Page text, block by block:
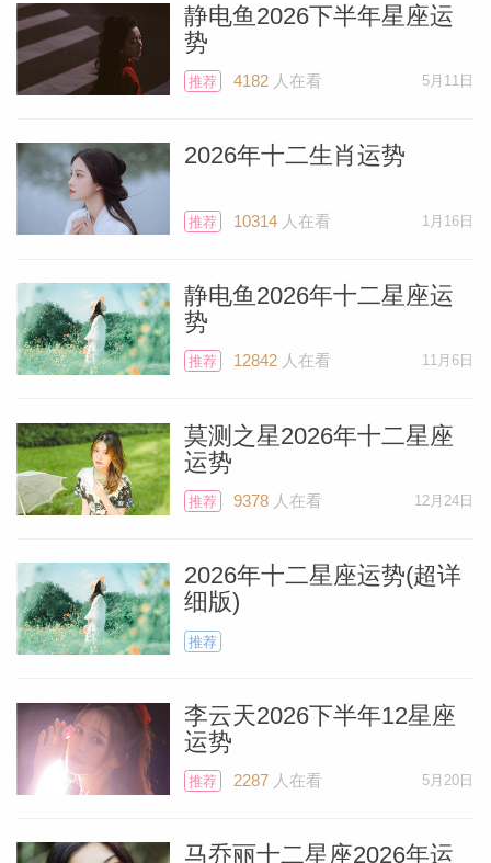
静电鱼2026下半年星座运
势
推荐 4182人在看 5月11日
2026年十二生肖运势
推荐 10314人在看 1月16日
静电鱼2026年十二星座运
势
推荐 12842人在看 11月6日
莫测之星2026年十二星座
运势
推荐 9378人在看 12月24日
2026年十二星座运势(超详
细版)
推荐
李云天2026下半年12星座
运势
推荐 2287人在看 5月20日
马乔丽十二星座2026年运